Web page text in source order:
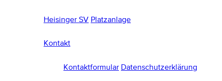
Heisinger SV Platzanlage
Kontakt
Kontaktformular Datenschutzerklärung